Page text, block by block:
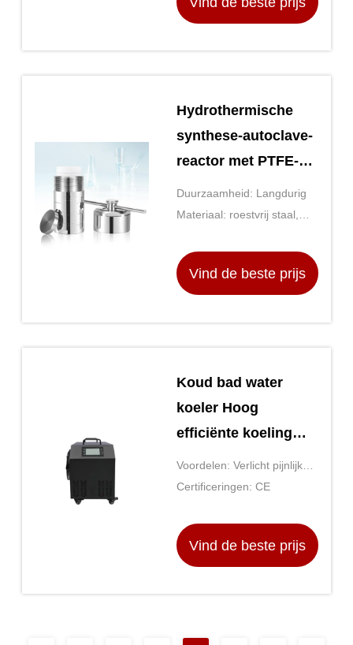
Hydrothermische
synthese-autoclave-
reactor met PTFE-
gevoerde vat Duurzaamheid: Langdurig
Materiaal: roestvrij staal,
Vind de beste prijs
Koud bad water
koeler Hoog
efficiënte koeling
voor koude duik
Voordelen: Verlicht pijnlijke
spieren, vermindert
ontspanning
Certificeringen: CE
Vind de beste prijs